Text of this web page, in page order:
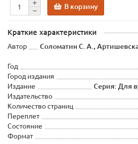
В корзину
Краткие характеристики
Автор
Соломатин С. А.,
Год
Город издания
Издание
Серия: Для
Издательство
Количество страниц
Переплет
Состояние
Формат